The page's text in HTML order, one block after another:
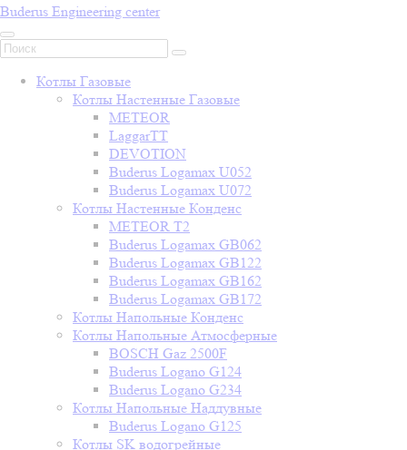
Buderus Engineering center
Котлы Газовые
Котлы Настенные Газовые
METEOR
LaggarTT
DEVOTION
Buderus Logamax U052
Buderus Logamax U072
Котлы Настенные Конденс
METEOR T2
Buderus Logamax GB062
Buderus Logamax GB122
Buderus Logamax GB162
Buderus Logamax GB172
Котлы Напольные Конденс
Котлы Напольные Атмосферные
BOSCH Gaz 2500F
Buderus Logano G124
Buderus Logano G234
Котлы Напольные Наддувные
Buderus Logano G125
Котлы SK водогрейные